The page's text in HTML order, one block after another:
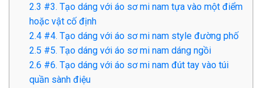
2.3 #3. Tạo dáng với áo sơ mi nam tựa vào một điểm
hoặc vật cố định
2.4 #4. Tạo dáng với áo sơ mi nam style đường phố
2.5 #5. Tạo dáng với áo sơ mi nam dáng ngồi
2.6 #6. Tạo dáng với áo sơ mi nam đút tay vào túi
quần sành điệu